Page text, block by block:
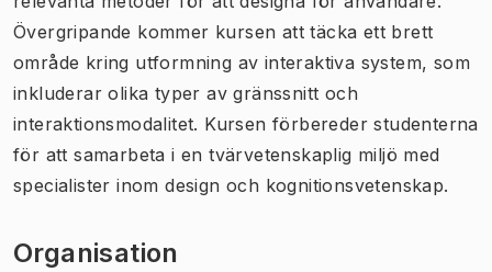
Övergripande kommer kursen att täcka ett brett
område kring utformning av interaktiva system, som
inkluderar olika typer av gränssnitt och
interaktionsmodalitet. Kursen förbereder studenterna
för att samarbeta i en tvärvetenskaplig miljö med
specialister inom design och kognitionsvetenskap.
Organisation